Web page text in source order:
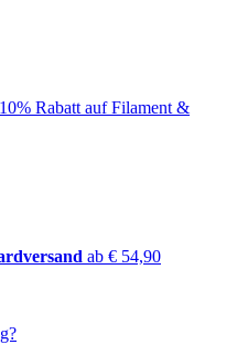
Rabatt auf Filament &
ab € 54,90